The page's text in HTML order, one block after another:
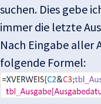
suchen. Dies gebe
immer die letzte
Nach Eingabe aller
folgende Formel: